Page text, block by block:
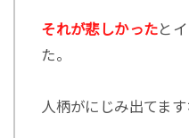
それが悲しかったと
た。
人柄がにじみ出てます